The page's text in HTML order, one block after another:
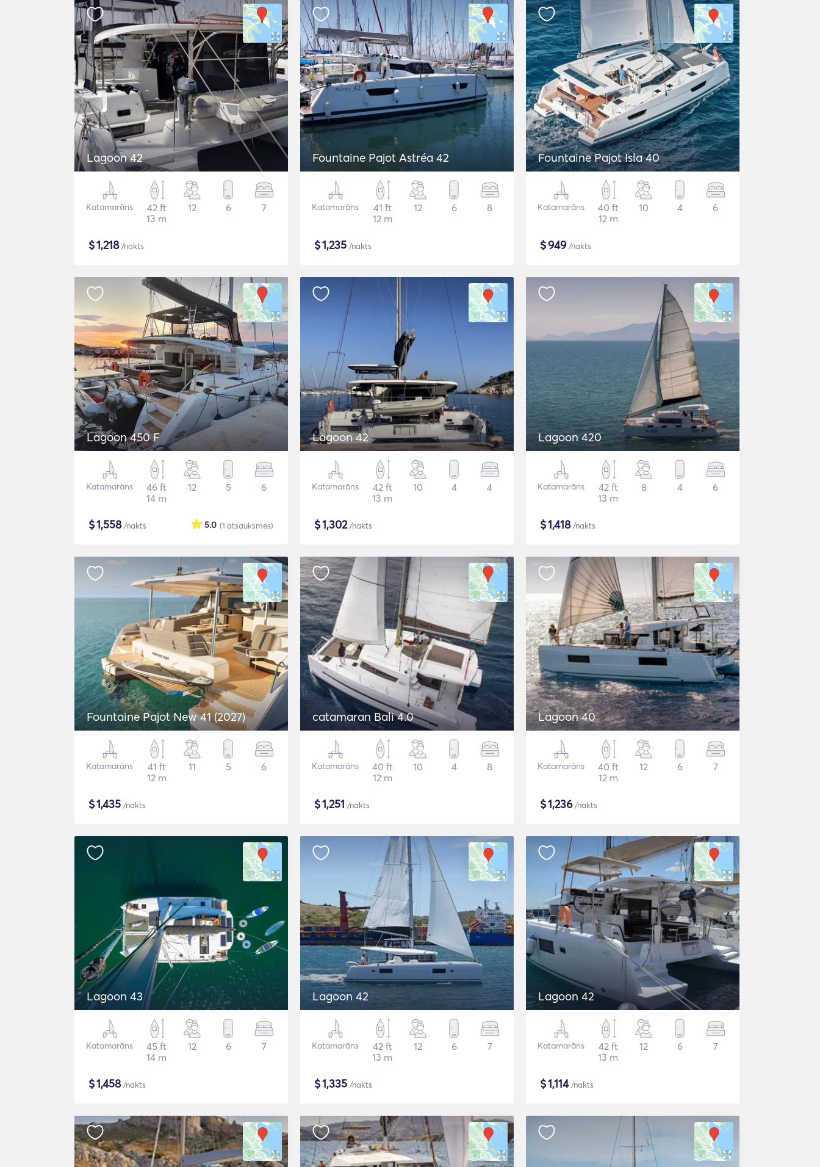
Lagoon 42
Katamarāns
42 ft
13 m
12 6 7
$1,218/nakts
Fountaine Pajot Astréa 42
Katamarāns
41 ft
12 m
12 6 8
$1,235 /nakts
Fountaine Pajot Isla 40
Katamarāns
40 ft
12 m
10 4 6
$949/nakts
Lagoon 450 F
Katamarāns
46 ft
14 m
12 5 6
$1,558/nakts (1 atsauksmes)
5.0
Lagoon 42
Katamarāns
42 ft
13 m
10 4 4
$1,302/nakts
Lagoon 420
Katamarāns
42 ft
13 m
8 4 6
$1,418/nakts
Fountaine Pajot New 41 (2027)
Katamarāns
41 ft
12 m
11 5 6
$1,435 /nakts
catamaran Bali 4.0
Katamarāns
40 ft
12 m
10 4 8
$1,251 /nakts
Lagoon 40
Katamarāns
40 ft
12 m
12 6 7
$1,236/nakts
Lagoon 43
Katamarāns
45 ft
14 m
12 6 7
$1,458/nakts
Lagoon 42
Katamarāns
42 ft
13 m
12 6 7
$1,335 /nakts
Lagoon 42
Katamarāns
42 ft
13 m
12 6 7
$1,114/nakts